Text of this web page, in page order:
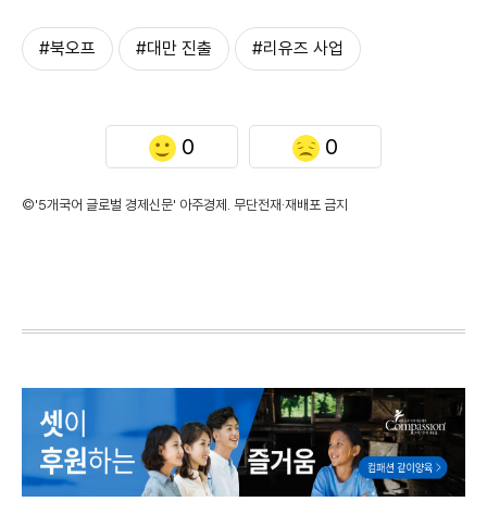
#북오프 #대만 진출 #리유즈 사업
0 0
©'5개국어 글로벌 경제신문' 아주경제. 무단전재·재배포 금지